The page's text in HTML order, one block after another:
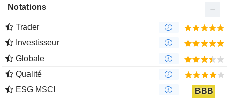
Notations
Trader
Investisseur
Globale
Qualité
ESG MSCI
BBB